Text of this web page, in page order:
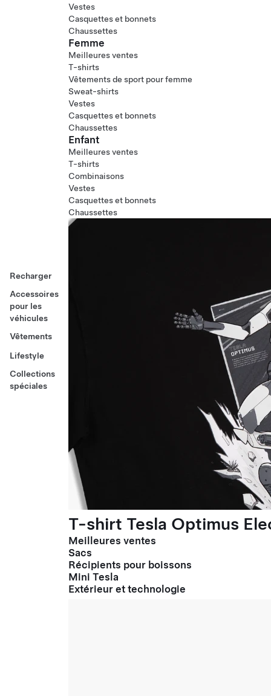
Recharger
Accessoires
pour les
véhicules
Vêtements
Lifestyle
Collections
spéciales
Vestes
Casquettes et bonnets
Chaussettes
Femme
Meilleures ventes
T-shirts
Vêtements de sport pour femme
Sweat-shirts
Vestes
Casquettes et bonnets
Chaussettes
Enfant
Meilleures ventes
T-shirts
Combinaisons
Vestes
Casquettes et bonnets
Chaussettes
T-shirt Tesla Optimus
Meilleures ventes
Sacs
Récipients pour boissons
Mini Tesla
Extérieur et technologie